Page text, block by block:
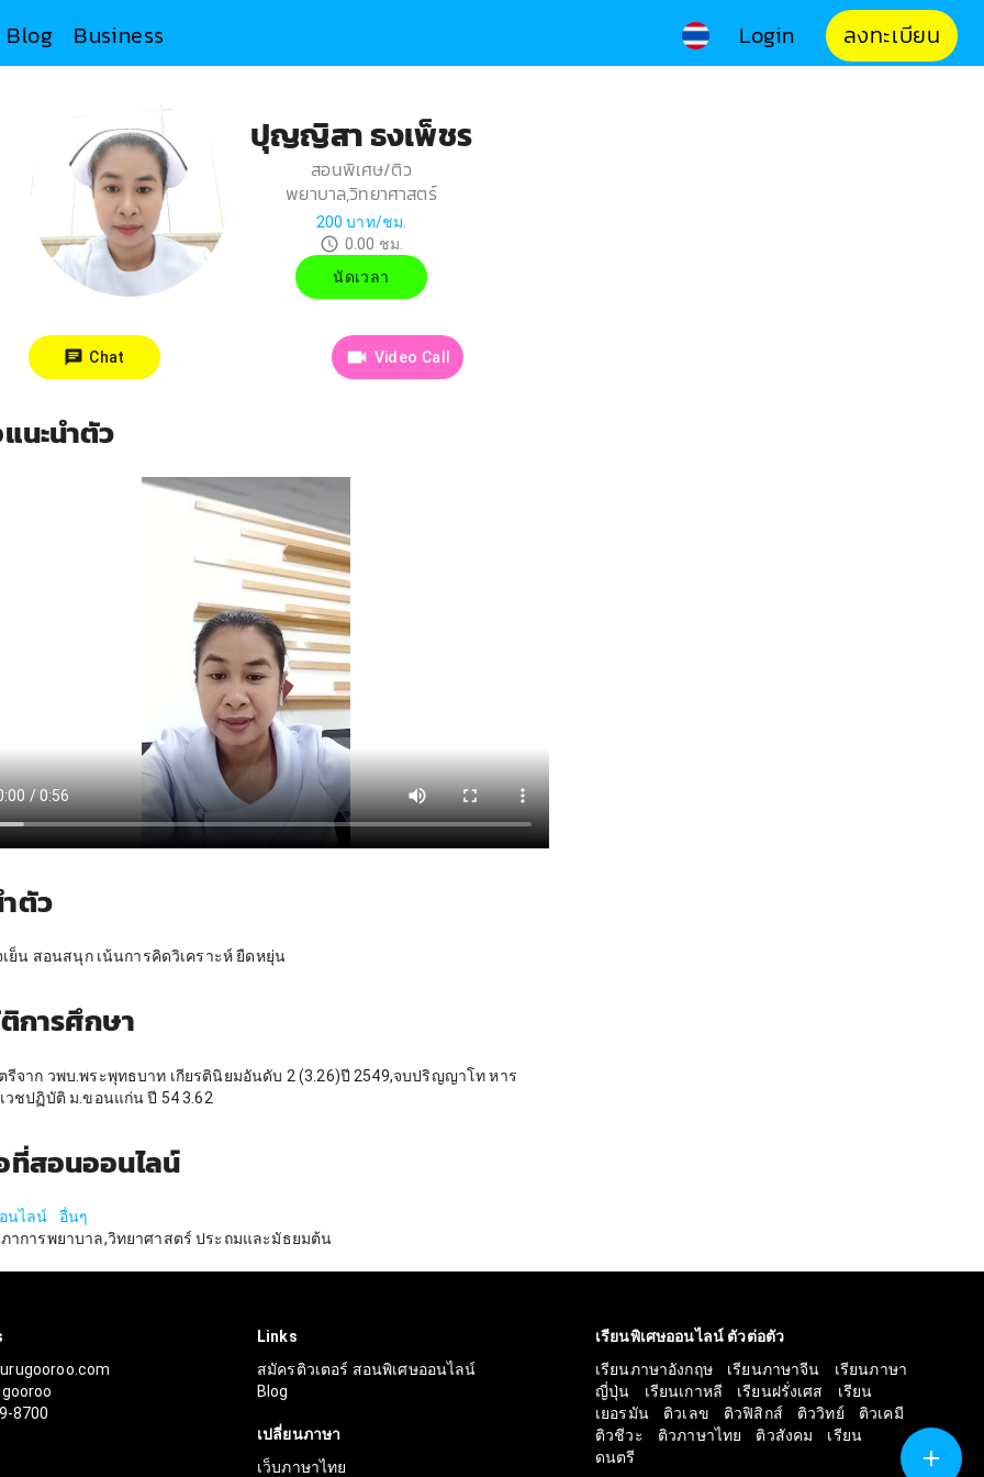
Blog Business Login ลงทะเบียน
ปุญญิสา ธงเพ็ชร
สอนพิเศษ/ติว
พยาบาล,วิทยาศาสตร์
200 บาท/ชม.
0.00 ชม.
นัดเวลา
Chat Video Call
นะนำตัว
ตัว
เย็น สอนสนุก เน้นการคิดวิเคราะห์ ยืดหยุ่น
การศึกษา
จาก วพบ.พระพุทธบาท เกียรตินิยมอันดับ 2 (3.26)ปี 2549,จบปริญญาโท หาร
วชปฏิบัติ ม.ขอนแก่น ปี 54 3.62
ที่สอนออนไลน์
นไลน์
อื่นๆ
าการพยาบาล,วิทยาศาสตร์ ประถมและมัธยมต้น
8700
Links
สมัครติวเตอร์ สอนพิเศษออนไลน์
Blog
เปลี่ยนภาษา
เว็บภาษาไทย
เรียนพิเศษออนไลน์ ตัวต่อตัว
เรียนภาษาอังกฤษ
เรียนภาษาจีน
เรียนภาษา
ญี่ปุ่น
เรียนเกาหลี เรียนฝรั่งเศส
เรียน
เยอรมัน
ติวเลข ติวฟิสิกส์ ติววิทย์
ติวเคมี
ติวชีวะ
ติวภาษาไทย ติวสังคม
เรียน
ดนตรี